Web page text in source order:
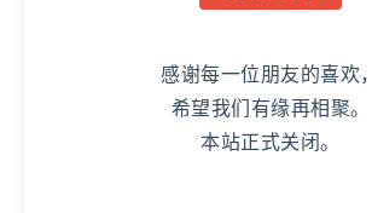
感谢每一位朋友的喜欢，
希望我们有缘再相聚。
本站正式关闭。